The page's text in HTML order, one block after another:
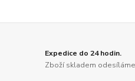
Expedice do 24 hodin.
Zboží skladem